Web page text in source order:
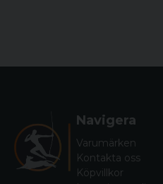
Navigera
Varumärken
Kontakta oss
Köpvillkor